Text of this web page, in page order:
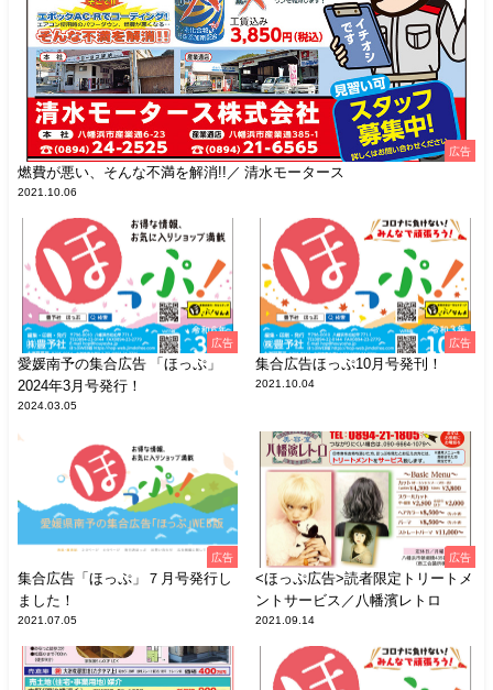
広告
燃費が悪い、そんな不満を解消!!／ 清水モータース
2021.10.06
広告
愛媛南予の集合広告 「ほっぷ」
2024年3月号発行！
2024.03.05
広告
集合広告ほっぷ10月号発刊！
2021.10.04
広告
集合広告「ほっぷ」７月号発行し
ました！
2021.07.05
広告
<ほっぷ広告>読者限定トリートメ
ントサービス／八幡濱レトロ
2021.09.14